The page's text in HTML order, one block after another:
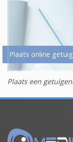
Plaats online
Plaats een